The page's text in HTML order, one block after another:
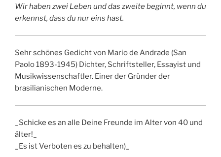
Wir haben zwei Leben und das zweite beginnt, wenn du
erkennst, dass du nur eins hast.
Sehr schönes Gedicht von Mario de Andrade (San
Paolo 1893-1945) Dichter, Schriftsteller, Essayist und
Musikwissenschaftler. Einer der Gründer der
brasilianischen Moderne.
_Schicke es an alle Deine Freunde im Alter von 40 und
älter!_
_Es ist Verboten es zu behalten)_